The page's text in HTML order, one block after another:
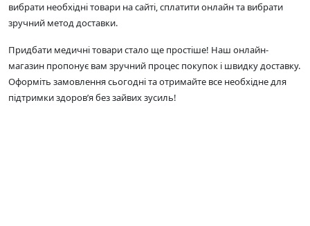
вибрати необхідні товари на сайті, сплатити онлайн та вибрати
зручний метод доставки.
Придбати медичні товари стало ще простіше! Наш онлайн-
магазин пропонує вам зручний процес покупок і швидку доставку.
Оформіть замовлення сьогодні та отримайте все необхідне для
підтримки здоров’я без зайвих зусиль!